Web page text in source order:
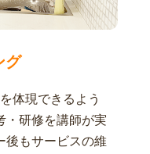
グ
体現できるよう
・研修を講師が実
後もサービスの維